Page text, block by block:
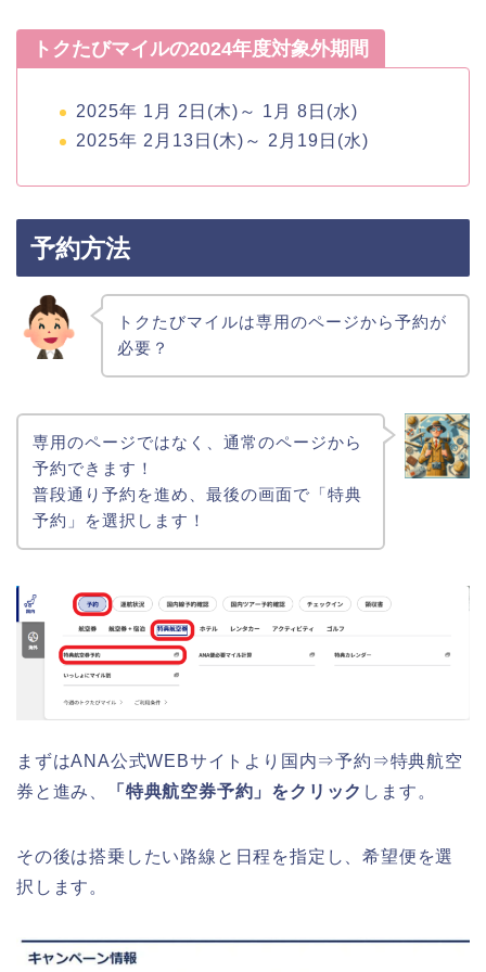
トクたびマイルの2024年度対象外期間
2025年 1月 2日(木)～ 1月 8日(水)
2025年 2月13日(木)～ 2月19日(水)
予約方法
トクたびマイルは専用のページから予約が
必要？
専用のページではなく、通常のページから
予約できます！
普段通り予約を進め、最後の画面で「特典
予約」を選択します！
まずはANA公式WEBサイトより国内⇒予約⇒特典航空
券と進み、
「特典航空券予約」をクリック します。
その後は搭乗したい路線と日程を指定し、希望便を選
択します。